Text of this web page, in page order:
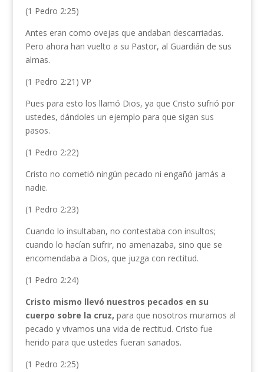
(1 Pedro 2:25)
Antes eran como ovejas que andaban descarriadas.
Pero ahora han vuelto a su Pastor, al Guardián de sus
almas.
(1 Pedro 2:21) VP
Pues para esto los llamó Dios, ya que Cristo sufrió por
ustedes, dándoles un ejemplo para que sigan sus
pasos.
(1 Pedro 2:22)
Cristo no cometió ningún pecado ni engañó jamás a
nadie.
(1 Pedro 2:23)
Cuando lo insultaban, no contestaba con insultos;
cuando lo hacían sufrir, no amenazaba, sino que se
encomendaba a Dios, que juzga con rectitud.
(1 Pedro 2:24)
Cristo mismo llevó nuestros pecados en su
cuerpo sobre la cruz, para que nosotros muramos al
pecado y vivamos una vida de rectitud. Cristo fue
herido para que ustedes fueran sanados.
(1 Pedro 2:25)